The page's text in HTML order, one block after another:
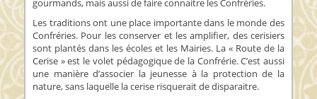
gourmands, mais aussi de faire connaitre les Confréries.
Les traditions ont une place importante dans le monde des
Confréries. Pour les conserver et les amplifier, des cerisiers
sont plantés dans les écoles et les Mairies. La « Route de la
Cerise » est le volet pédagogique de la Confrérie. C’est aussi
une manière d’associer la jeunesse à la protection de la
nature, sans laquelle la cerise risquerait de disparaitre.